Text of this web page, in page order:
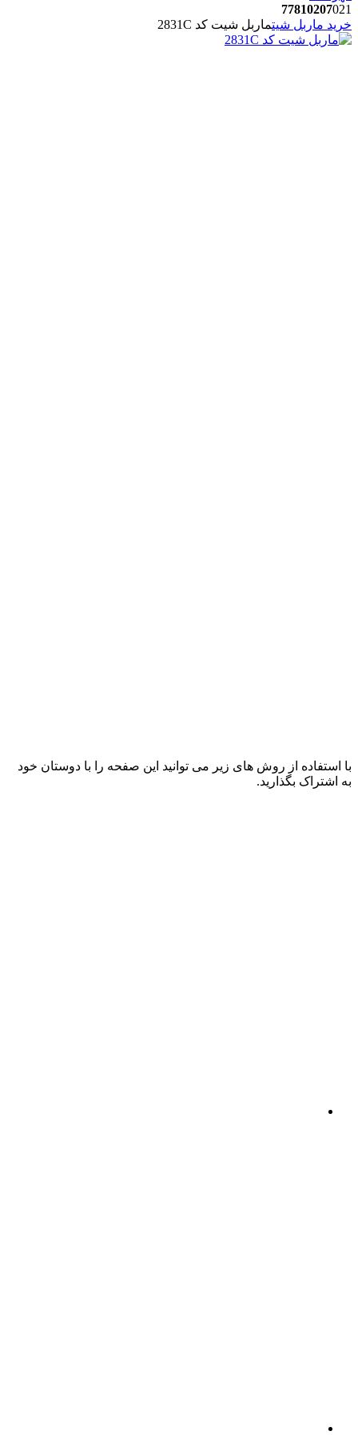
77810207021
خرید ماربل شیتماربل شیت کد 2831C
با استفاده از روش های زیر می توانید این صفحه را با دوستان خود
به اشتراک بگذارید.